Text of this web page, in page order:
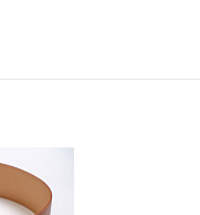
В наличии